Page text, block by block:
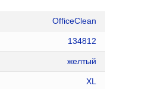
OfficeClean
134812
желтый
XL